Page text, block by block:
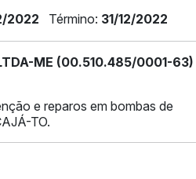
2022 Término: 31/12/2022
ME (00.510.485/0001-63)
e reparos em bombas de
TO.